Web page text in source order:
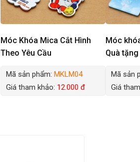
Móc Khóa Mica Cắt Hình
Theo Yêu Cầu
Mã sản phẩm: MKLM04
Giá tham khảo: 12.000 đ
Móc
Quà
Mã sản
Giá